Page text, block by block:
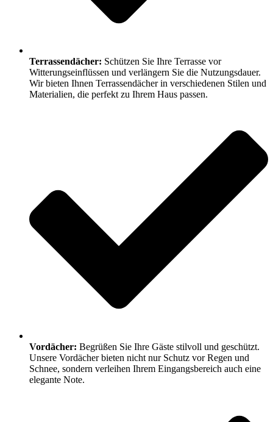
Terrassendächer: Schützen Sie Ihre Terrasse vor
Witterungseinflüssen und verlängern Sie die Nutzungsdauer.
Wir bieten Ihnen Terrassendächer in verschiedenen Stilen und
Materialien, die perfekt zu Ihrem Haus passen.
Vordächer: Begrüßen Sie Ihre Gäste stilvoll und geschützt.
Unsere Vordächer bieten nicht nur Schutz vor Regen und
Schnee, sondern verleihen Ihrem Eingangsbereich auch eine
elegante Note.